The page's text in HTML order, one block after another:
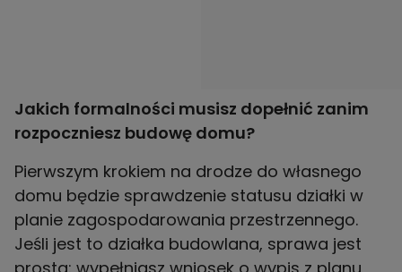
Jakich formalności musisz dopełnić zanim
rozpoczniesz budowę domu?
Pierwszym krokiem na drodze do własnego
domu będzie sprawdzenie statusu działki w
planie zagospodarowania przestrzennego.
Jeśli jest to działka budowlana, sprawa jest